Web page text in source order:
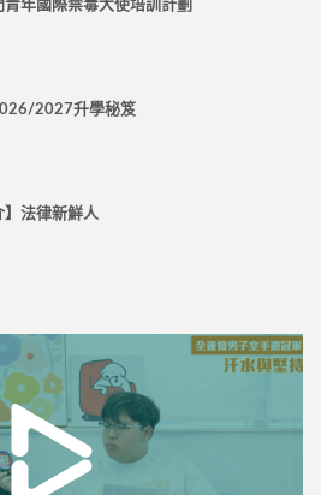
年國際禁毒大使培訓計劃
2027升學秘笈
】法律新鮮人